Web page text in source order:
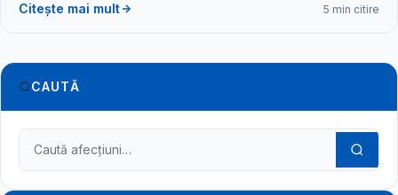
Citește mai mult 5 min citire
CAUTĂ
Caută în dicționarul medical